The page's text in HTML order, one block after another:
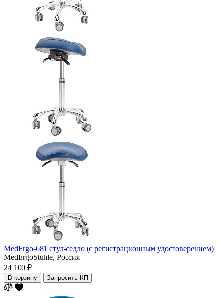
MedErgo-681 стул-седло (с регистрационным удостоверением)
MedErgoStuhle, Россия
24 100 ₽
В корзину Запросить КП